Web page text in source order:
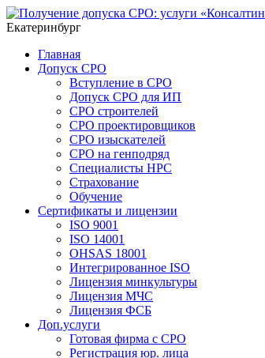
Екатеринбург
Главная
Допуск СРО
Вступление в СРО
Допуск СРО для ИП
СРО строителей
СРО проектировщиков
СРО изыскателей
СРО на генподряд
Специалисты НРС
Страхование
Обучение
Сертификаты и лицензии
ISO 9001
ISO 14001
OHSAS 18001
Интегрированное ISO
Лицензия минкультуры
Лицензия МЧС
Лицензия ФСБ
Доп.услуги
Готовая фирма с СРО
Регистрация юр. лица